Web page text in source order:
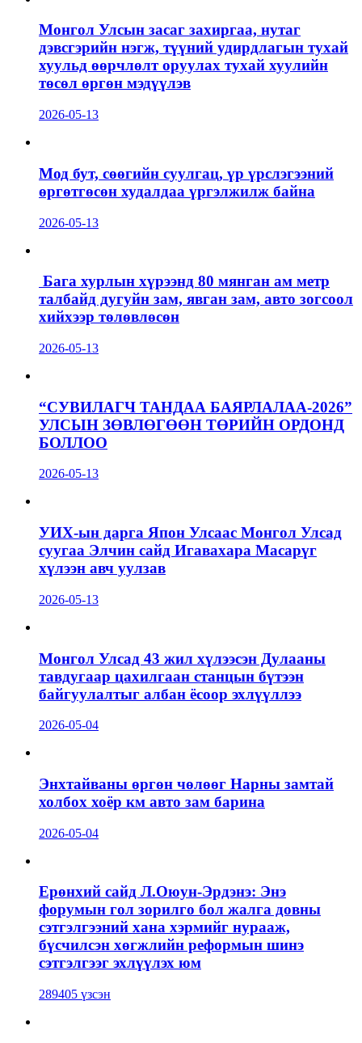
Монгол Улсын засаг захиргаа, нутаг
дэвсгэрийн нэгж, түүний удирдлагын тухай
хуульд өөрчлөлт оруулах тухай хуулийн
төсөл өргөн мэдүүлэв
2026-05-13
Мод бут, сөөгийн суулгац, үр үрслэгээний
өргөтгөсөн худалдаа үргэлжилж байна
2026-05-13
Бага хурлын хүрээнд 80 мянган ам метр
талбайд дугуйн зам, явган зам, авто зогсоол
хийхээр төлөвлөсөн
2026-05-13
“СУВИЛАГЧ ТАНДАА БАЯРЛАЛАА-2026”
УЛСЫН ЗӨВЛӨГӨӨН ТӨРИЙН ОРДОНД
БОЛЛОО
2026-05-13
УИХ-ын дарга Япон Улсаас Монгол Улсад
суугаа Элчин сайд Игавахара Масарүг
хүлээн авч уулзав
2026-05-13
Монгол Улсад 43 жил хүлээсэн Дулааны
тавдугаар цахилгаан станцын бүтээн
байгуулалтыг албан ёсоор эхлүүллээ
2026-05-04
Энхтайваны өргөн чөлөөг Нарны замтай
холбох хоёр км авто зам барина
2026-05-04
Ерөнхий сайд Л.Оюун-Эрдэнэ: Энэ
форумын гол зорилго бол жалга довны
сэтгэлгээний хана хэрмийг нурааж,
бүсчилсэн хөгжлийн реформын шинэ
сэтгэлгээг эхлүүлэх юм
289405 үзсэн